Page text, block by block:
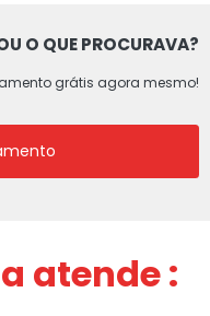
O QUE PROCURAVA?
grátis agora mesmo!
atende :